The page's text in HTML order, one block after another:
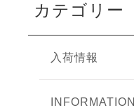
カテゴリー
入荷情報
INFORMATION